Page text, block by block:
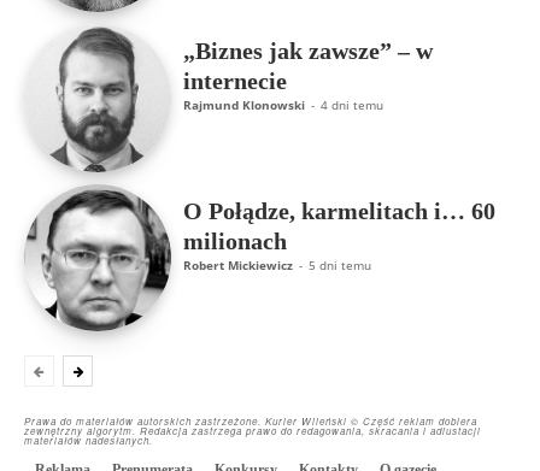
„Biznes jak zawsze” – w
internecie
Rajmund Klonowski - 4 dni temu
O Połądze, karmelitach i… 60
milionach
Robert Mickiewicz - 5 dni temu
Prawa do materiałów autorskich zastrzeżone. Kurier Wileński © Część reklam dobiera
zewnętrzny algorytm. Redakcja zastrzega prawo do redagowania, skracania i adiustacji
materiałów nadesłanych.